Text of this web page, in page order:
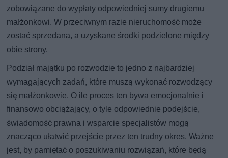
zobowiązane do wypłaty odpowiedniej sumy drugiemu
małżonkowi. W przeciwnym razie nieruchomość może
zostać sprzedana, a uzyskane środki podzielone między
obie strony.
Podział majątku po rozwodzie to jedno z najbardziej
wymagających zadań, które muszą wykonać rozwodzący
się małżonkowie. O ile proces ten bywa emocjonalnie i
finansowo obciążający, o tyle odpowiednie podejście,
świadomość prawna i wsparcie specjalistów mogą
znacząco ułatwić przejście przez ten trudny okres. Ważne
jest, by pamiętać o poszukiwaniu rozwiązań, które będą